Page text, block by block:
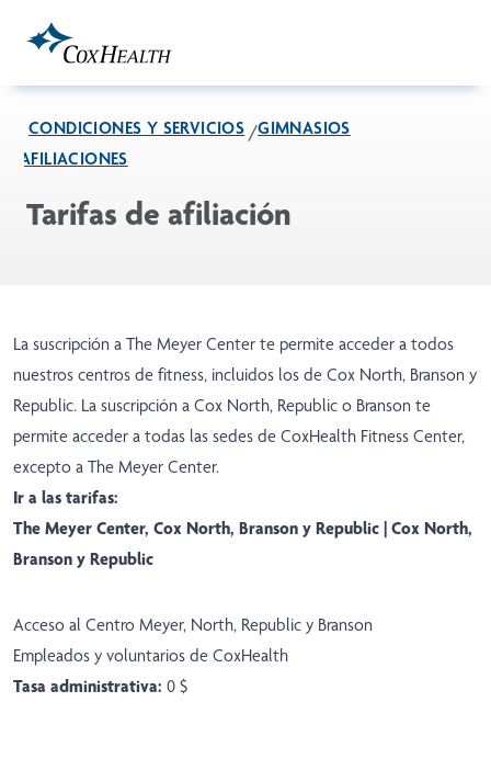
CONDICIONES Y SERVICIOS
GIMNASIOS
AFILIACIONES
Tarifas de afiliación
La suscripción a The Meyer Center te permite acceder a todos
nuestros centros de fitness, incluidos los de Cox North, Branson y
Republic. La suscripción a Cox North, Republic o Branson te
permite acceder a todas las sedes de CoxHealth Fitness Center,
excepto a The Meyer Center.
Ir a las tarifas:
The Meyer Center, Cox North, Branson y Republic Cox North,
Branson y Republic
Acceso al Centro Meyer, North, Republic y Branson
Empleados y voluntarios de CoxHealth
Tasa administrativa: 0 $